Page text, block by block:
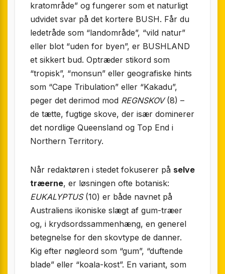
kratområde” og fungerer som et naturligt
udvidet svar på det kortere BUSH. Får du
ledetråde som “landområde”, “vild natur”
eller blot “uden for byen”, er BUSHLAND
et sikkert bud. Optræder stikord som
“tropisk”, “monsun” eller geografiske hints
som “Cape Tribulation” eller “Kakadu”,
peger det derimod mod REGNSKOV(8) –
de tætte, fugtige skove, der især dominerer
det nordlige Queensland og Top End i
Northern Territory.
Når redaktøren i stedet fokuserer på selve
træerne, er løsningen ofte botanisk:
EUKALYPTUS(10) er både navnet på
Australiens ikoniske slægt af gum-træer
og, i krydsordssammenhæng, en generel
betegnelse for den skovtype de danner.
Kig efter nøgleord som “gum”, “duftende
blade” eller “koala-kost”. En variant, som